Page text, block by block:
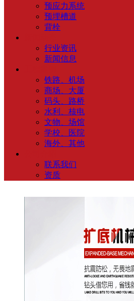
预应力系统
预埋槽道
背栓
行业资讯
新闻信息
铁路、机场
商场、大厦
码头、路桥
水利、核电
文物、场馆
学校、医院
海外、其他
联系我们
资质